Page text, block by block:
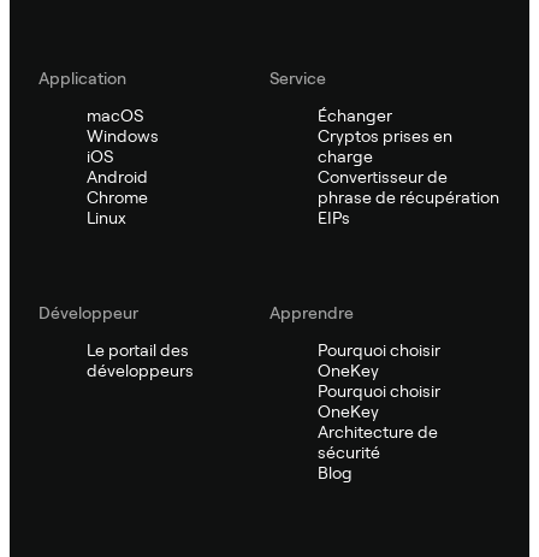
Application
macOS
Windows
iOS
Android
Chrome
Linux
Service
Échanger
Cryptos prises en
charge
Convertisseur de
phrase de récupération
EIPs
Développeur
Le portail des
développeurs
Apprendre
Pourquoi choisir
OneKey
Pourquoi choisir
OneKey
Architecture de
sécurité
Blog